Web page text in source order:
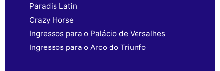
Paradis Latin
Crazy Horse
Ingressos para o Palácio de Versalhes
Ingressos para o Arco do Triunfo